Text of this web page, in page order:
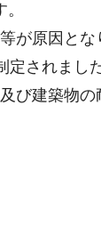
が原因とな
されました
び建築物の